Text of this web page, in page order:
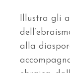
Illustra gli
alla